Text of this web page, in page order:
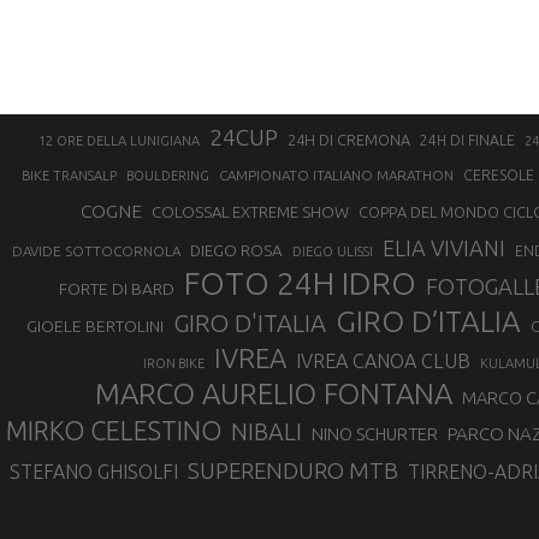
12 ORE DELLA LUNIGIANA 24CUP 24H DI CREMONA 24H DI FINALE
BIKE TRANSALP BOULDERING CAMPIONATO ITALIANO MARATHON CERESOLE
COGNE COLOSSAL EXTREME SHOW COPPA DEL MONDO
DAVIDE SOTTOCORNOLA DIEGO ROSA DIEGO ULISSI ELIA VIVIANI
FORTE DI BARD FOTO 24H IDRO
GIOELE BERTOLINI GIRO D'ITALIA GIRO D’ITALIA
IRON BIKE IVREA IVREA CANOA CLUB
MARCO AURELIO FONTANA MARCO
MIRKO CELESTINO NIBALI NINO SCHURTER PARCO
STEFANO GHISOLFI SUPERENDURO MTB TIRRENO-